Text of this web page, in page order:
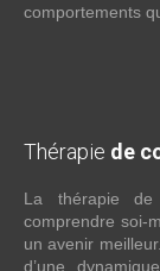
comportements
Thérapie de
La thérapie
comprendre soi-
un avenir
d’une